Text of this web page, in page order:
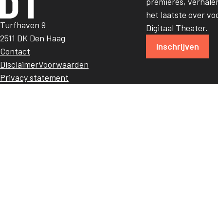
Turfhaven 9
2511 DK Den Haag
Contact
DisclaimerVoorwaarden
Privacy statement
het laatste over
Digitaal Theater.
Inschrijven